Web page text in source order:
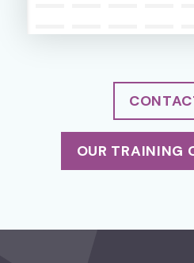
OUR TRAINING